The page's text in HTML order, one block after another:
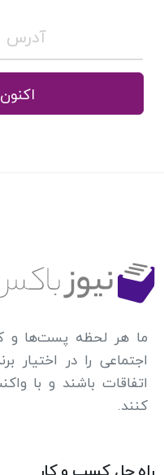
ما هر لحظه پست‌ها و
اجتماعی را در اختیار
اتفاقات باشند و با
کنند.